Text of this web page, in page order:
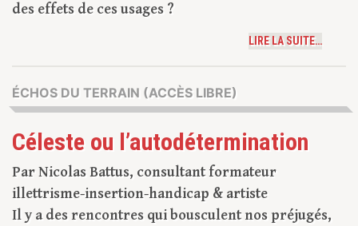
des effets de ces usages ?
LIRE LA SUITE…
ÉCHOS DU TERRAIN (ACCÈS LIBRE)
Céleste ou l’autodétermination
Par Nicolas Battus, consultant formateur
illettrisme-insertion-handicap & artiste
Il y a des rencontres qui bousculent nos préjugés,